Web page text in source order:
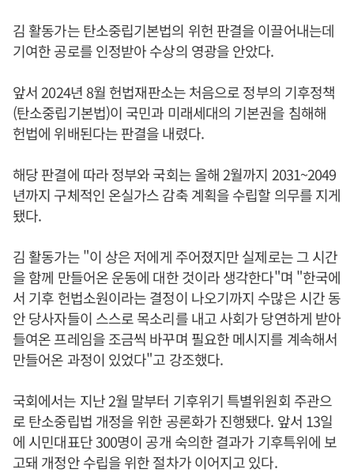
김 활동가는 탄소중립기본법의 위헌 판결을 이끌어내는데
기여한 공로를 인정받아 수상의 영광을 안았다.
앞서 2024년 8월 헌법재판소는 처음으로 정부의 기후정책
(탄소중립기본법)이 국민과 미래세대의 기본권을 침해해
헌법에 위배된다는 판결을 내렸다.
해당 판결에 따라 정부와 국회는 올해 2월까지 2031~2049
년까지 구체적인 온실가스 감축 계획을 수립할 의무를 지게
됐다.
김 활동가는 "이 상은 저에게 주어졌지만 실제로는 그 시간
을 함께 만들어온 운동에 대한 것이라 생각한다"며 "한국에
서 기후 헌법소원이라는 결정이 나오기까지 수많은 시간 동
안 당사자들이 스스로 목소리를 내고 사회가 당연하게 받아
들여온 프레임을 조금씩 바꾸며 필요한 메시지를 계속해서
만들어온 과정이 있었다"고 강조했다.
국회에서는 지난 2월 말부터 기후위기 특별위원회 주관으
로 탄소중립법 개정을 위한 공론화가 진행됐다. 앞서 13일
에 시민대표단 300명이 공개 숙의한 결과가 기후특위에 보
고돼 개정안 수립을 위한 절차가 이어지고 있다.